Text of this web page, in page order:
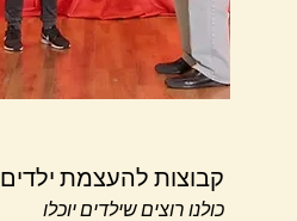
קבוצות להעצמת ילדים
כולנו רוצים שילדים יוכלו